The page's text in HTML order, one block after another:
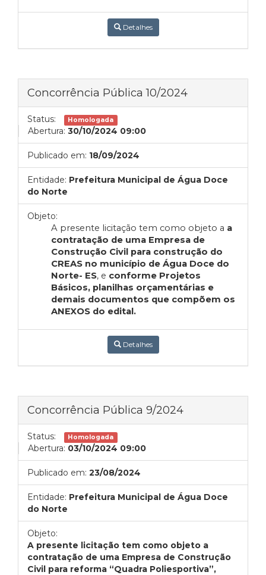
Detalhes
Concorrência Pública 10/2024
Status: Homologada
Abertura: 30/10/2024 09:00
Publicado em: 18/09/2024
Entidade: Prefeitura Municipal de Água Doce
do Norte
Objeto:
A presente licitação tem como objeto a a
contratação de uma Empresa de
Construção Civil para construção do
CREAS no município de Água Doce do
Norte- ES, e conforme Projetos
Básicos, planilhas orçamentárias e
demais documentos que compõem os
ANEXOS do edital.
Detalhes
Concorrência Pública 9/2024
Status: Homologada
Abertura: 03/10/2024 09:00
Publicado em: 23/08/2024
Entidade: Prefeitura Municipal de Água Doce
do Norte
Objeto:
A presente licitação tem como objeto a
contratação de uma Empresa de Construção
Civil para reforma “Quadra Poliesportiva”,